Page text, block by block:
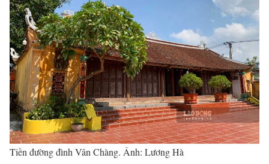
Tiền đường đình Vân Chàng. Ảnh: Lương Hà